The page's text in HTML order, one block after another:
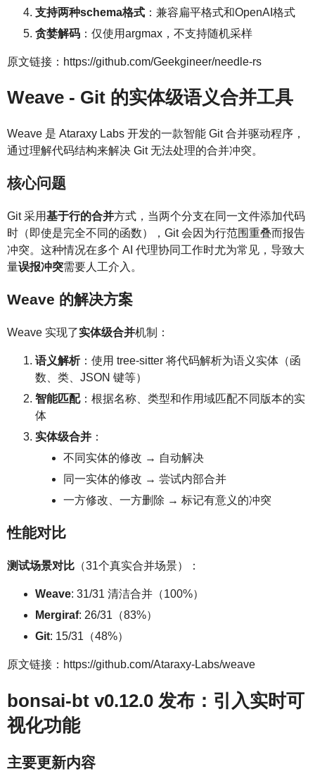
支持两种schema格式 ：兼容扁平格式和OpenAI格式
贪婪解码 ：仅使用argmax，不支持随机采样
原文链接：https://github.com/Geekgineer/needle-rs
Weave - Git 的实体级语义合并工具
Weave 是 Ataraxy Labs 开发的一款智能 Git 合并驱动程序，
通过理解代码结构来解决 Git 无法处理的合并冲突。
核心问题
Git 采用基于行的合并方式，当两个分支在同一文件添加代码
时（即使是完全不同的函数），Git 会因为行范围重叠而报告
冲突。这种情况在多个 AI 代理协同工作时尤为常见，导致大
量误报冲突需要人工介入。
Weave 的解决方案
Weave 实现了实体级合并机制：
语义解析：使用 tree-sitter 将代码解析为语义实体（函
数、类、JSON 键等）
智能匹配：根据名称、类型和作用域匹配不同版本的实
体
实体级合并 ：
不同实体的修改 → 自动解决
同一实体的修改 → 尝试内部合并
一方修改、一方删除 → 标记有意义的冲突
性能对比
测试场景对比 （31个真实合并场景）：
Weave: 31/31 清洁合并（100%）
Mergiraf: 26/31（83%）
Git: 15/31（48%）
原文链接：https://github.com/Ataraxy-Labs/weave
bonsai-bt v0.12.0 发布：引入实时可
视化功能
主要更新内容